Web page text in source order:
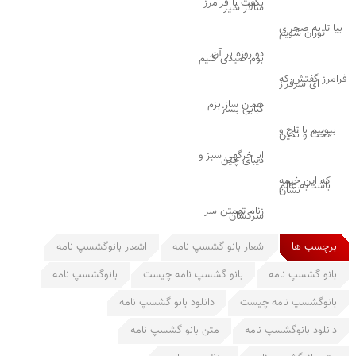
بگفت با فرامرز
سالار شیر
بیا تا به صحرای
توران شویم
دو روزه بر آن
بوم صیدی کنیم
فرامرز گفتش که
ای سرفراز
همان ساز بزم
کبابی بساز
بپوییم با تاج و
تخت و نگین
ابا خرگهی سبز و
دیبای چین
که این خیمه
باشد به عالم
نشان
زنام تهمتن سر
سرکشان
برچسب ها
اشعار بانو گشسپ نامه
اشعار بانوگشسپ نامه
بانو گشسپ نامه
بانو گشسپ نامه چیست
بانوگشسپ نامه
بانوگشسپ نامه چیست
دانلود بانو گشسپ نامه
دانلود بانوگشسپ نامه
متن بانو گشسپ نامه